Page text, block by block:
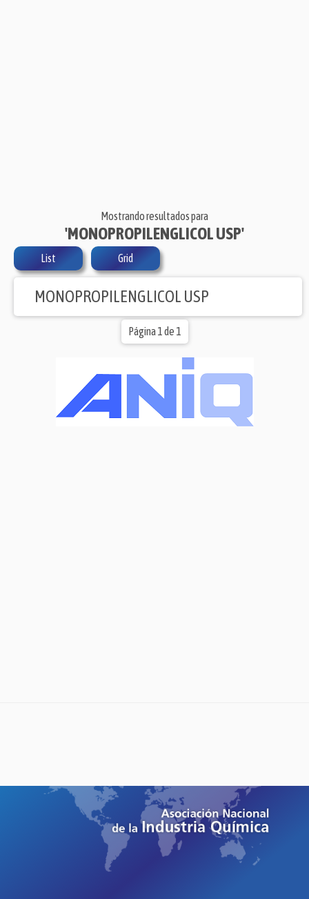
Mostrando resultados para
'MONOPROPILENGLICOL USP'
List Grid
MONOPROPILENGLICOL USP
Página 1 de 1